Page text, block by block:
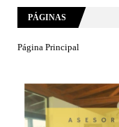
PÁGINAS
Página Principal